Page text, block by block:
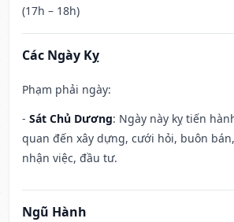
(17h – 18h)
Các Ngày Kỵ
Phạm phải ngày:
- Sát Chủ Dương: Ngày này kỵ tiến
quan đến xây dựng, cưới hỏi, buôn
nhận việc, đầu tư.
Ngũ Hành